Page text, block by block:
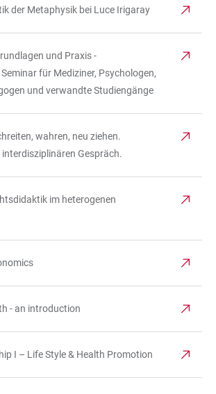
der Metaphysik bei Luce Irigaray
und Praxis -
für Mediziner, Psychologen,
und verwandte Studiengänge
wahren, neu ziehen.
Gespräch.
im heterogenen
- an introduction
I – Life Style & Health Promotion